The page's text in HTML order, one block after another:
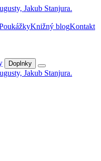
Knižný blogKontakt
Doplnky